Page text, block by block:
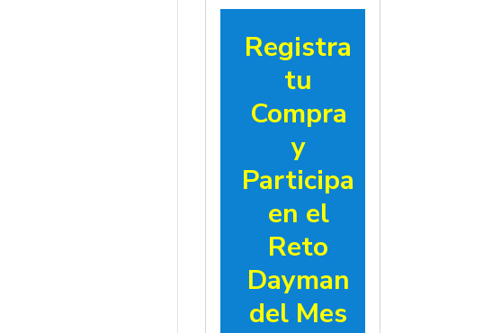
Registra
tu
Compra
y
Participa
en el
Reto
Dayman
del Mes